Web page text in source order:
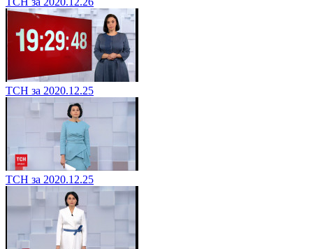
ТСН за 2020.12.25
ТСН за 2020.12.25